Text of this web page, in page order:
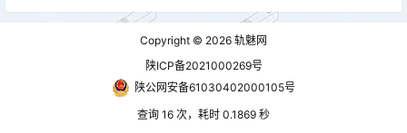
Copyright © 2026 轨魅网
陕ICP备2021000269号
陕公网安备61030402000105号
查询 16 次，耗时 0.1869 秒